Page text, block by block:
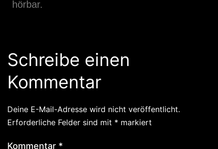
hörbar.
Schreibe einen
Kommentar
Deine E-Mail-Adresse wird nicht veröffentlicht.
Erforderliche Felder sind mit * markiert
Kommentar *